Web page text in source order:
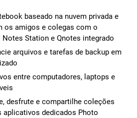
baseado na nuvem privada e
os amigos e colegas com o
Station e Qnotes integrado
arquivos e tarefas de backup em
entre computadores, laptops e
desfrute e compartilhe coleções
aplicativos dedicados Photo